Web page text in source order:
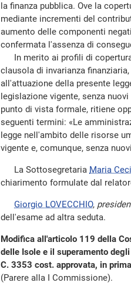
la finanza pubblica. Ove la
mediante incrementi del
aumento delle componenti
confermata l'assenza di
In merito ai profili di copertura
clausola di invarianza
all'attuazione della presente
legislazione vigente, senza
punto di vista formale, ritiene
seguenti termini: «Le
legge nell'ambito delle risorse
vigente e, comunque, senza
La Sottosegretaria Maria
chiarimento formulate dal
Giorgio LOVECCHIO,
dell'esame ad altra seduta.
Modifica all'articolo 119 della
delle Isole e il superamento
C. 3353 cost. approvata, in
(Parere alla I Commissione).